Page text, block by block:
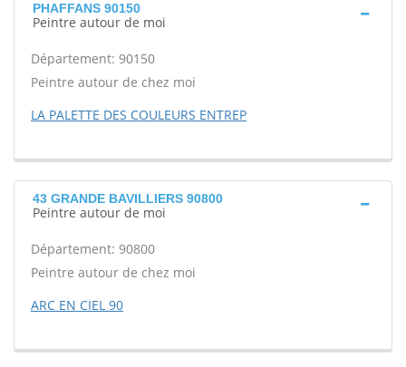
PHAFFANS 90150
Peintre autour de moi
Département: 90150
Peintre autour de chez moi
LA PALETTE DES COULEURS ENTREP
43 GRANDE BAVILLIERS 90800
Peintre autour de moi
Département: 90800
Peintre autour de chez moi
ARC EN CIEL 90